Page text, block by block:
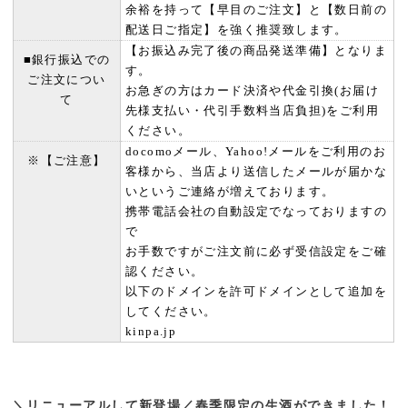
余裕を持って【早目のご注文】と【数日前の
配送日ご指定】を強く推奨致します。
■銀行振込での
ご注文につい
て
【お振込み完了後の商品発送準備】となりま
す。
お急ぎの方はカード決済や代金引換(お届け
先様支払い・代引手数料当店負担)をご利用
ください。
※【ご注意】
docomoメール、Yahoo!メールをご利用のお
客様から、当店より送信したメールが届かな
いというご連絡が増えております。
携帯電話会社の自動設定でなっておりますの
で
お手数ですがご注文前に必ず受信設定をご確
認ください。
以下のドメインを許可ドメインとして追加を
してください。
kinpa.jp
＼リニューアルして新登場／春季限定の生酒ができました！